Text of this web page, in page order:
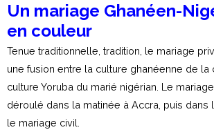
Un mariage Ghanéen-
en couleur
Tenue traditionnelle, tradition, le mariage
une fusion entre la culture ghanéenne de la
culture Yoruba du marié nigérian. Le
déroulé dans la matinée à Accra, puis dans
le mariage civil.